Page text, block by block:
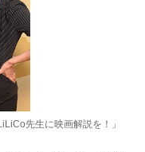
先生に映画解説を！」